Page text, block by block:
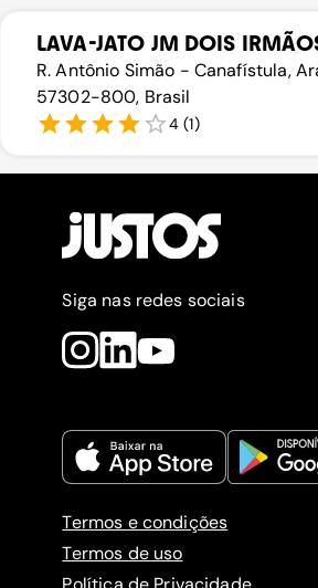
LAVA-JATO JM DOIS
R. Antônio Simão - Canafístula,
57302-800, Brasil
4 (1)
Siga nas redes sociais
Termos e condições
Termos de uso